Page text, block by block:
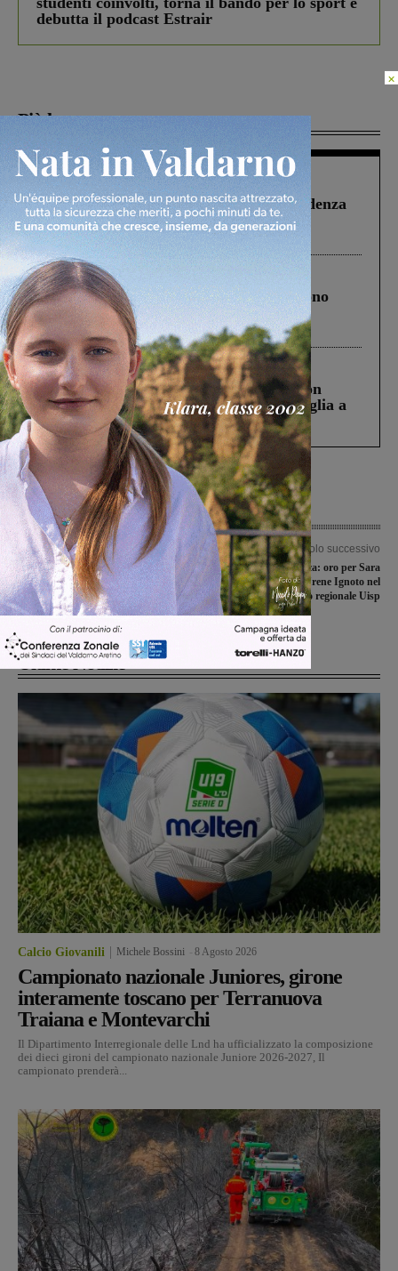
debutta il podcast Estrair
Più lette
Figline Incisa Valdarno 1 Agosto 2026
Piscina di Figline finanziata oltre la scadenza
Pnrr, il gruppo di Fratelli d’Italia: “Un
ringraziamento al Governo”
Cronaca 4 Agosto 2026
Un anno fa la strage in A1 in cui morirono
Gianni, Giulia e Franco. Lo schianto, il
processo, lo stop ai sorpassi fra tir....
Cronaca 3 Agosto 2026
Scomparso da una struttura di Castiglion
Fiorentino l’uomo che aveva ucciso la figlia a
Levane nel 2020
Articolo precedente
Finanziamenti per la messa in
sicurezza idrogeologica: quasi 1
milione di euro dalla Regione in
Valdarno
Articolo successivo
Ginnastica artistica: oro per Sara
Basciu ed Irene Ignoto nel
campionato regionale Uisp
Ultime Notizie
Calcio Giovanili Michele Bossini 8 Agosto 2026
Campionato nazionale Juniores, girone
interamente toscano per Terranuova
Traiana e Montevarchi
Il Dipartimento Interregionale delle Lnd ha ufficializzato la composizione
dei dieci gironi del campionato nazionale Juniore 2026-2027, Il
campionato prenderà...
×